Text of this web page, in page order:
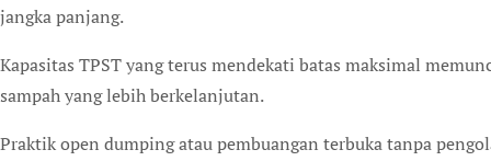
jangka panjang.
Kapasitas TPST yang terus mendekati batas maksimal
sampah yang lebih berkelanjutan.
Praktik open dumping atau pembuangan terbuka tanpa